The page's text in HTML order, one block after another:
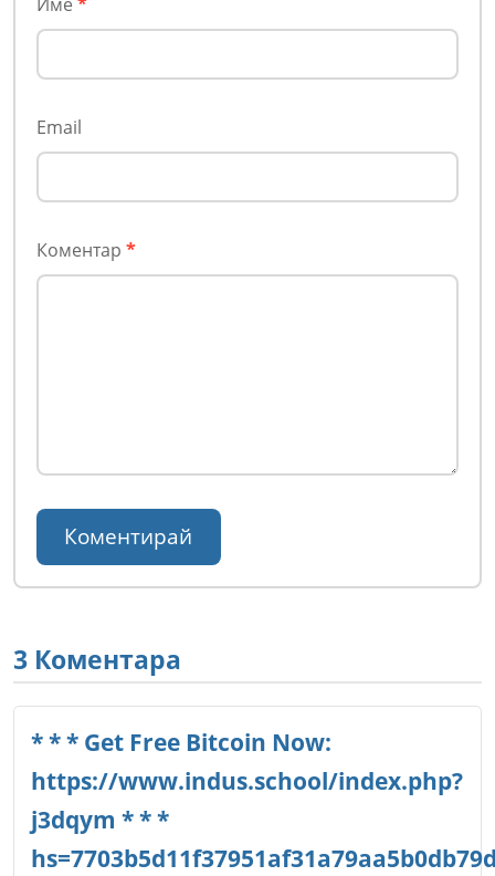
Email
Коментар *
3 Коментара
* * * Get Free Bitcoin Now:
https://www.indus.school/index.php?
j3dqym * * *